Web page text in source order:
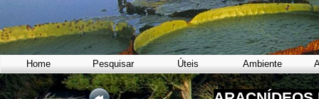
Home Pesquisar Úteis Ambiente